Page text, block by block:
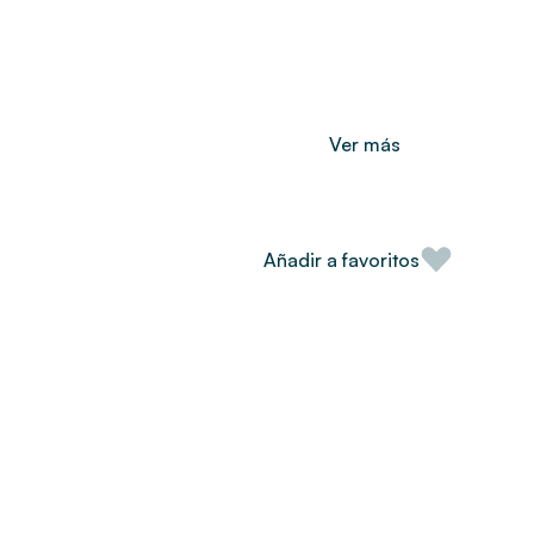
Ver más
Añadir a favoritos